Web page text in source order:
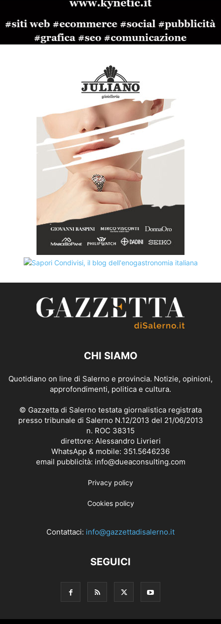
CHI SIAMO
Quotidiano on line di Salerno e provincia. Notizie, opinioni,
approfondimenti, politica e cultura.
© Gazzetta di Salerno testata giornalistica registrata
presso tribunale di Salerno N.12/2013 del 21/06/2013
n. ROC 38315
direttore: Alessandro Livrieri
WhatsApp & mobile: 351.5646236
email pubblicità: info@dueaconsulting.com
Privacy policy
Cookies policy
Contattaci: info@gazzettadisalerno.it
SEGUICI